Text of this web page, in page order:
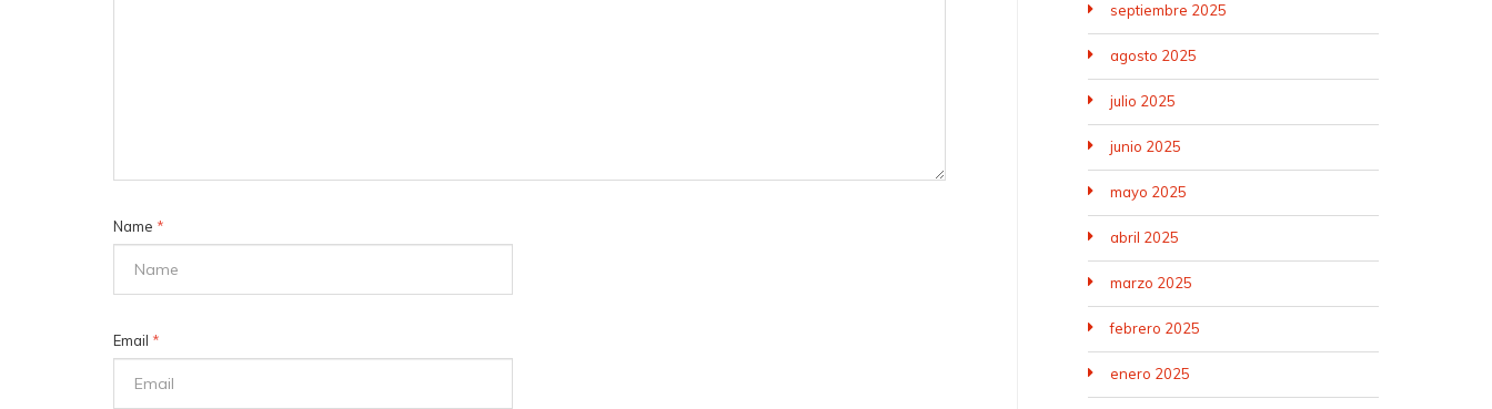
Name *
Email *
septiembre 2025
agosto 2025
julio 2025
junio 2025
mayo 2025
abril 2025
marzo 2025
febrero 2025
enero 2025